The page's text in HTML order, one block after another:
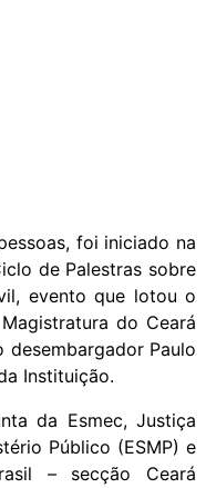
foi iniciado na
de Palestras sobre
evento que lotou o
do Ceará
Paulo
Instituição.
da Esmec, Justiça
Público (ESMP) e
– secção Ceará